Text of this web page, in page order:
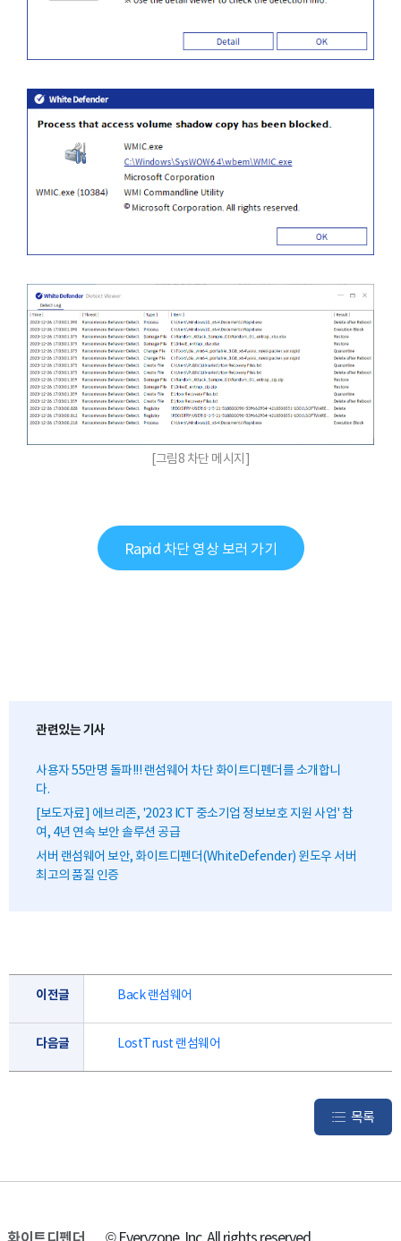
[그림8 차단 메시지]
Rapid 차단 영상 보러 가기
관련있는 기사
사용자 55만명 돌파!!! 랜섬웨어 차단 화이트디펜더를 소개합니
다.
[보도자료] 에브리존, '2023 ICT 중소기업 정보보호 지원 사업' 참
여, 4년 연속 보안 솔루션 공급
서버 랜섬웨어 보안, 화이트디펜더(WhiteDefender) 윈도우 서버
최고의 품질 인증
이전글 Back 랜섬웨어
다음글 LostTrust 랜섬웨어
목록